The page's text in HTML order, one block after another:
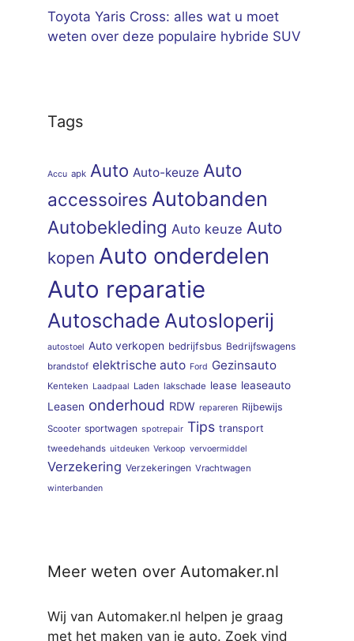
Toyota Yaris Cross: alles wat u moet
weten over deze populaire hybride SUV
Tags
Accu apk Auto Auto-keuze Auto
accessoires Autobanden
Autobekleding Auto keuze Auto
kopen Auto onderdelen
Auto reparatie
Autoschade Autosloperij
autostoel Auto verkopen bedrijfsbus Bedrijfswagens
brandstof elektrische auto Ford Gezinsauto
Kenteken Laadpaal Laden lakschade lease leaseauto
Leasen onderhoud RDW repareren Rijbewijs
Scooter sportwagen spotrepair Tips transport
tweedehands uitdeuken Verkoop vervoermiddel
Verzekering Verzekeringen Vrachtwagen
winterbanden
Meer weten over Automaker.nl
Wij van Automaker.nl helpen je graag
met het maken van je auto. Zoek vind